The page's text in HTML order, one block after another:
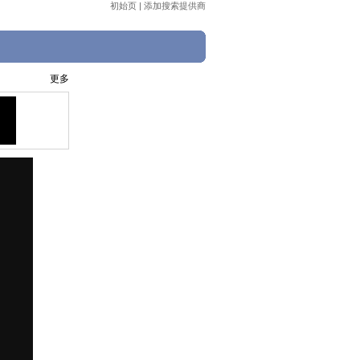
初始页 | 添加搜索提供商
更多